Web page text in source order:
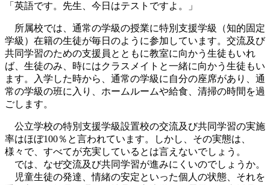
「英語です。先生、今日はテストですよ。」
所属校では、通常の学級の授業に特別支援学級（知的固定
学級）在籍の生徒が毎日のように参加しています。交流及び
共同学習のための支援員とともに教室に向かう生徒もいれ
ば、生徒のみ、時にはクラスメイトと一緒に向かう生徒もい
ます。入学した時から、通常の学級に自分の座席があり、通
常の学級の班に入り、ホームルームや給食、清掃の時間を過
ごします。
公立学校の特別支援学級設置校の交流及び共同学習の実施
率はほぼ100％と言われています。しかし、その実態は、
様々で、すべてが充実しているとは言えないでしょう。
では、なぜ交流及び共同学習が進みにくいのでしょうか。
児童生徒の発達、情緒の安定といった個人の状態、それを